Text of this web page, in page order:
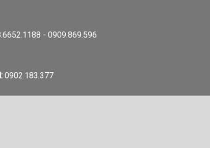
- 0909.869.596
0902.183.377